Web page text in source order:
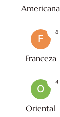
Americana
F
Franceza
8
O
Oriental
4